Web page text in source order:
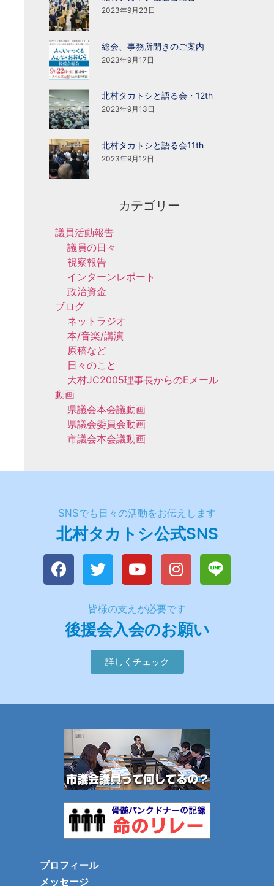
2023年9月23日
総会、事務所開きのご案内
2023年9月17日
北村タカトシと語る会・12th
2023年9月13日
北村タカトシと語る会11th
2023年9月12日
カテゴリー
議員活動報告
議員の日々
視察報告
インターンレポート
政治資金
ブログ
ネットラジオ
本/音楽/講演
原稿など
日々のこと
大村JC2005理事長からのEメール
動画
県議会本会議動画
県議会委員会動画
市議会本会議動画
北村タカトシ公式SNS
SNSでも日々の活動をお伝えします
後援会入会のお願い
皆様の支えが必要です
詳しくチェック
プロフィール
メッセージ